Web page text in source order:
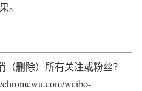
。
删除）所有关注或粉丝？
weibo-